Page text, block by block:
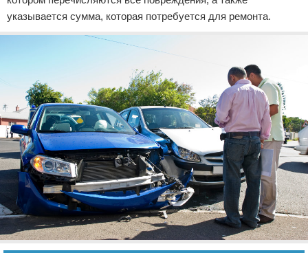
указывается сумма, которая потребуется для ремонта.